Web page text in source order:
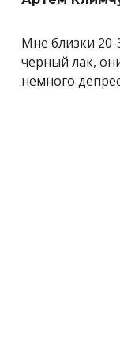
Мне близки 20-
черный лак,
немного